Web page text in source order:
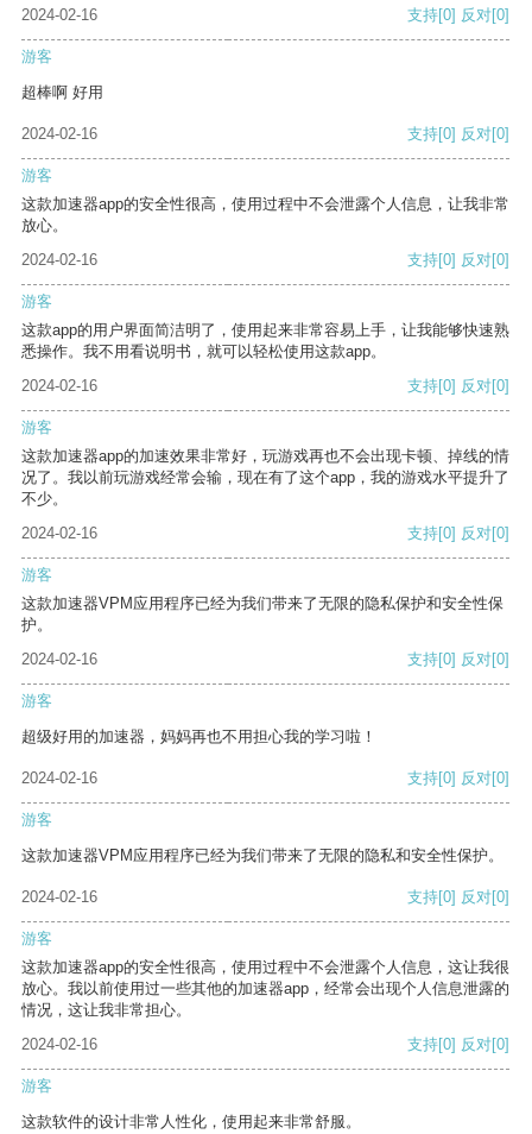
2024-02-16 支持[0] 反对[0]
游客
超棒啊 好用
2024-02-16 支持[0] 反对[0]
游客
这款加速器app的安全性很高，使用过程中不会泄露个人信息，让我非常
放心。
2024-02-16
支持[0] 反对[0]
游客
这款app的用户界面简洁明了，使用起来非常容易上手，让我能够快速熟
悉操作。我不用看说明书，就可以轻松使用这款app。
2024-02-16
支持[0] 反对[0]
游客
这款加速器app的加速效果非常好，玩游戏再也不会出现卡顿、掉线的情
况了。我以前玩游戏经常会输，现在有了这个app，我的游戏水平提升了
不少。
2024-02-16
支持[0] 反对[0]
游客
这款加速器VPM应用程序已经为我们带来了无限的隐私保护和安全性保
护。
2024-02-16
支持[0] 反对[0]
游客
超级好用的加速器，妈妈再也不用担心我的学习啦！
2024-02-16 支持[0] 反对[0]
游客
这款加速器VPM应用程序已经为我们带来了无限的隐私和安全性保护。
2024-02-16 支持[0] 反对[0]
游客
这款加速器app的安全性很高，使用过程中不会泄露个人信息，这让我很
放心。我以前使用过一些其他的加速器app，经常会出现个人信息泄露的
情况，这让我非常担心。
2024-02-16
支持[0] 反对[0]
游客
这款软件的设计非常人性化，使用起来非常舒服。